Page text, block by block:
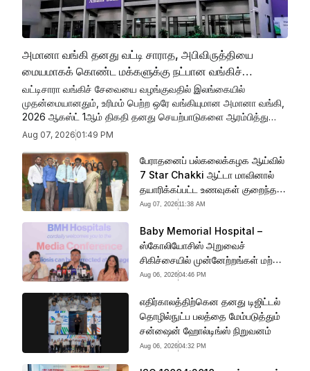
அமானா வங்கி தனது வட்டி சாராத, அபிவிருத்தியை
மையமாகக் கொண்ட மக்களுக்கு நட்பான வங்கிச்
சேவைகளை வழங்குவதில் 15 வருடங்களை பூர்த்தி
செய்கிறது
வட்டிசாரா வங்கிச் சேவையை வழங்குவதில் இலங்கையில்
முதன்மையானதும், உரிமம் பெற்ற ஒரே வங்கியுமான அமானா வங்கி,
2026 ஆகஸ்ட் 1ஆம் திகதி தனது செயற்பாடுகளை ஆரம்பித்து
பெருமையுடன் 15 வருடங்களை பூர்த்தி செய்துள்ளது. 2011 ஆம்
ஆண்டில் தனது செயற்பாடுகளை
Aug 07, 2026 01:49 PM
பேராதனைப் பல்கலைக்கழக ஆய்வில்
7 Star Chakki ஆட்டா மாவினால்
தயாரிக்கப்பட்ட உணவுகள் குறைந்த
கிளைசெமிக் குறியீட்டைக் (GI)
Aug 07, 202611:38 AM
Baby Memorial Hospital –
ஸ்கோலியோசிஸ் அறுவைச்
சிகிச்சையில் முன்னேற்றங்கள் மற்றும்
இலங்கை நோயாளிகளுக்கான உதவி
Aug 06, 202604:46 PM
எதிர்காலத்திற்கென தனது டிஜிட்டல்
தொழில்நுட்ப பலத்தை மேம்படுத்தும்
சன்ஷைன் ஹோல்டிங்ஸ் நிறுவனம்
Aug 06, 202604:32 PM